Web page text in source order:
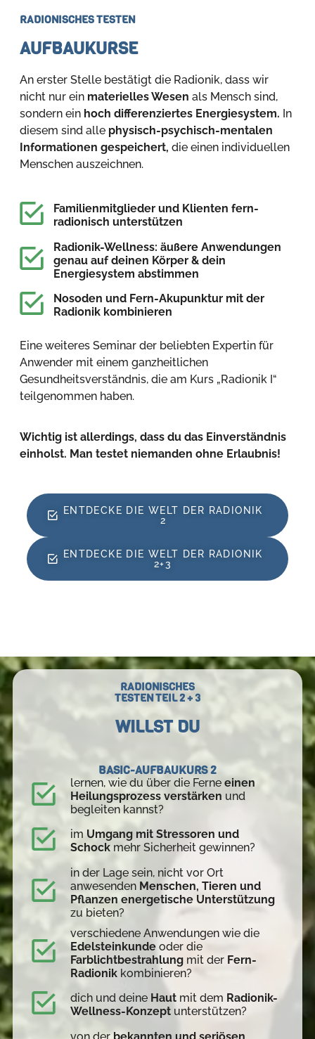
RADIONISCHES TESTEN
AUFBAUKURSE
An erster Stelle bestätigt die Radionik, dass wir
nicht nur ein materielles Wesen als Mensch sind,
sondern ein hoch differenziertes Energiesystem. In
diesem sind alle physisch-psychisch-mentalen
Informationen gespeichert, die einen individuellen
Menschen auszeichnen.
Familienmitglieder und Klienten fern-
radionisch unterstützen
Radionik-Wellness: äußere Anwendungen
genau auf deinen Körper & dein
Energiesystem abstimmen
Nosoden und Fern-Akupunktur mit der
Radionik kombinieren
Eine weiteres Seminar der beliebten Expertin für
Anwender mit einem ganzheitlichen
Gesundheitsverständnis, die am Kurs „Radionik I“
teilgenommen haben.
Wichtig ist allerdings, dass du das Einverständnis
einholst. Man testet niemanden ohne Erlaubnis!
ENTDECKE DIE WELT DER RADIONIK
2
ENTDECKE DIE WELT DER RADIONIK
2+3
RADIONISCHES
TESTEN TEIL 2 + 3
WILLST DU
BASIC-AUFBAUKURS 2
lernen, wie du über die Ferne einen
Heilungsprozess verstärken und
begleiten kannst?
im Umgang mit Stressoren und
Schockmehr Sicherheit gewinnen?
in der Lage sein, nicht vor Ort
anwesenden Menschen, Tieren und
Pflanzen energetische Unterstützung
zu bieten?
verschiedene Anwendungen wie die
Edelsteinkundeoder die
Farblichtbestrahlungmit der Fern-
Radionikkombinieren?
dich und deine Hautmit dem Radionik-
Wellness-Konzeptunterstützen?